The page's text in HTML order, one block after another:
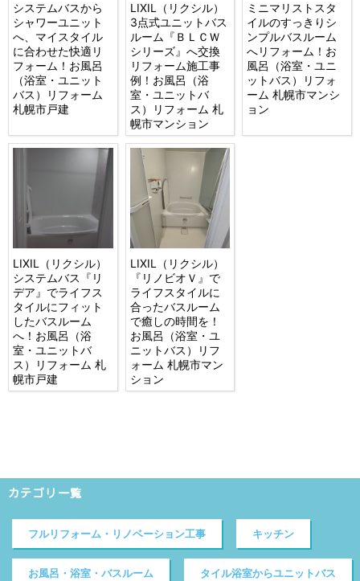
システムバスから
シャワーユニット
へ、マイスタイル
に合わせた快適リ
フォーム！お風呂
（浴室・ユニット
バス）リフォーム
札幌市戸建
LIXIL（リクシル）
3点式ユニットバス
ルーム『ＢＬＣＷ
シリーズ』へ交換
リフォーム施工事
例！お風呂（浴
室・ユニットバ
ス）リフォーム 札
幌市マンション
ミニマリストスタ
イルのすっきりシ
ンプルバスルーム
へリフォーム！お
風呂（浴室・ユニ
ットバス）リフォ
ーム 札幌市マンシ
ョン
LIXIL（リクシル）
システムバス『リ
デア』でライフス
タイルにフィット
したバスルーム
へ！お風呂（浴
室・ユニットバ
ス）リフォーム 札
幌市戸建
LIXIL（リクシル）
『リノビオＶ』で
ライフスタイルに
合ったバスルーム
で癒しの時間を！
お風呂（浴室・ユ
ニットバス）リフ
ォーム 札幌市マン
ション
カテゴリ一覧
フルリフォーム・リノベーション工事 キッチン
お風呂・浴室・バスルーム タイル浴室からユニットバス